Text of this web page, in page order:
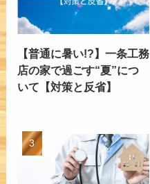
【普通に暑い!?】一条工務
店の家で過ごす“夏”につ
いて【対策と反省】